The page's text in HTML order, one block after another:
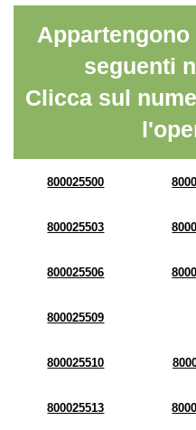
seguenti
Clicca sul
800025500
800025503
800025506
800025509
800025510
800025513